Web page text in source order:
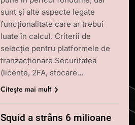
sunt și alte aspecte legate
funcționalitate care ar trebui
luate în calcul. Criterii de
selecție pentru platformele de
tranzacționare Securitatea
(licențe, 2FA, stocare…
Citește mai mult
Squid a strâns 6 milioane